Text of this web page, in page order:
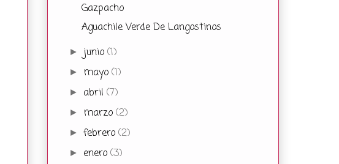
Gazpacho
Aguachile Verde De Langostinos
► junio(1)
► mayo(1)
► abril(7)
► marzo(2)
►febrero(2)
► enero(3)